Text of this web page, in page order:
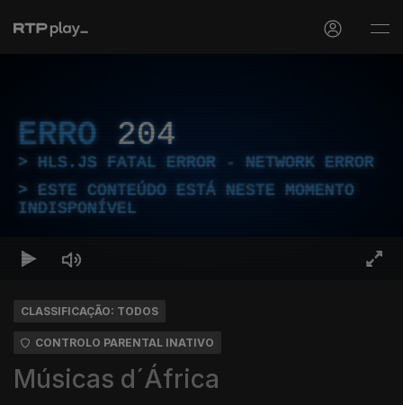
ERRO 204
HLS.JS FATAL ERROR - NETWORK ERROR
ESTE CONTEÚDO ESTÁ NESTE MOMENTO
INDISPONÍVEL
CLASSIFICAÇÃO: TODOS
CONTROLO PARENTAL INATIVO
Músicas d´África